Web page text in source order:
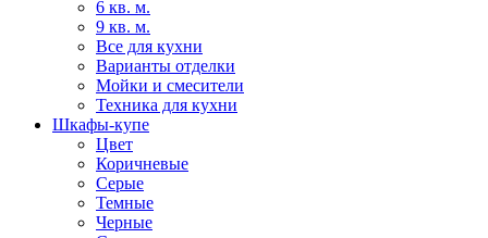
6 кв. м.
9 кв. м.
Все для кухни
Варианты отделки
Мойки и смесители
Техника для кухни
Шкафы-купе
Цвет
Коричневые
Серые
Темные
Черные